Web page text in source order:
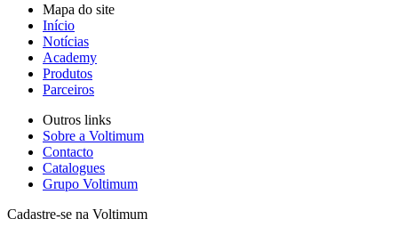
Mapa do site
Início
Notícias
Academy
Produtos
Parceiros
Outros links
Sobre a Voltimum
Contacto
Catalogues
Grupo Voltimum
Cadastre-se na Voltimum